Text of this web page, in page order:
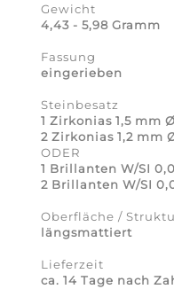
Gewicht
4,43 - 5,98 Gramm
Fassung
eingerieben
Steinbesatz
1 Zirkonias 1,5 mm
2 Zirkonias 1,2 mm
ODER
1 Brillanten W/SI
2 Brillanten W/SI
Oberfläche /
längsmattiert
Lieferzeit
ca. 14 Tage nach